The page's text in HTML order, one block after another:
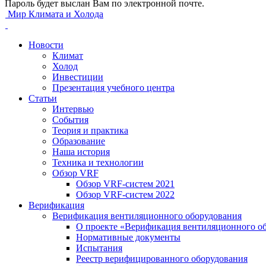
Пароль будет выслан Вам по электронной почте.
Мир Климата и Холода
Новости
Климат
Холод
Инвестиции
Презентация учебного центра
Статьи
Интервью
События
Теория и практика
Образование
Наша история
Техника и технологии
Обзор VRF
Обзор VRF-систем 2021
Обзор VRF-систем 2022
Верификация
Верификация вентиляционного оборудования
О проекте «Верификация вентиляционного
Нормативные документы
Испытания
Реестр верифицированного оборудования